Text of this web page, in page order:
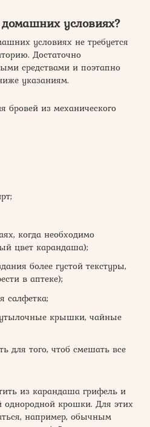
условиях?
условиях не требуется
Достаточно
средствами и поэтапно
указаниям.
бровей из механического
когда необходимо
цвет карандаша);
более густой текстуры,
в аптеке);
салфетка;
крышки, чайные
для того, чтоб смешать все
из карандаша грифель и
однородной крошки. Для этих
например, обычным